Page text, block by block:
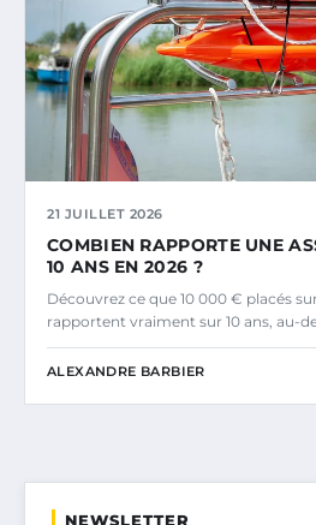
21 JUILLET 2026
COMBIEN RAPPORTE UNE
10 ANS EN 2026 ?
Découvrez ce que 10 000 € placés
rapportent vraiment sur 10 ans, au-
ALEXANDRE BARBIER
NEWSLETTER